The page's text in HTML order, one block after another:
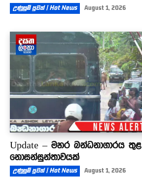
උණුසුම් පුවත් | Hot News August 1, 2026
Update – මහර බන්ධනාගාරය තුළ
නොසන්සුන්තාවයක්
උණුසුම් පුවත් | Hot News August 1, 2026